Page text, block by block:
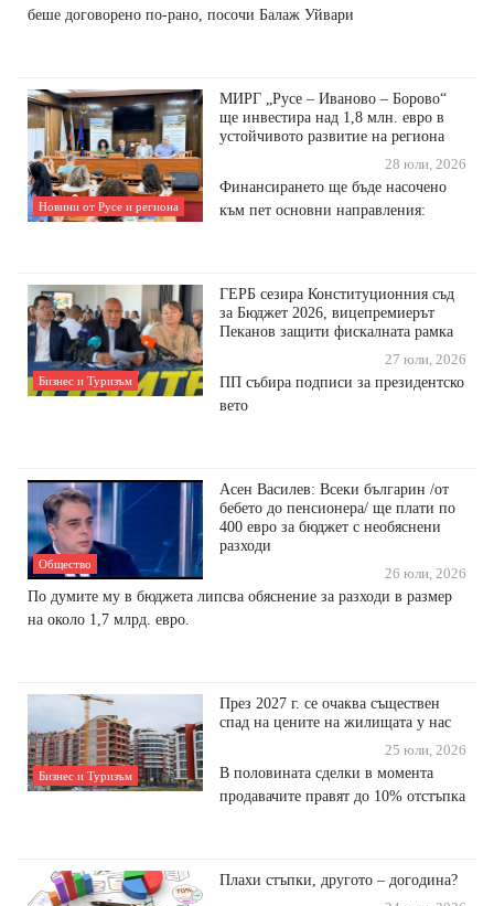
беше договорено по-рано, посочи Балаж Уйвари
Новини от Русе и региона
МИРГ „Русе – Иваново – Борово“
ще инвестира над 1,8 млн. евро в
устойчивото развитие на региона
28 юли, 2026
Финансирането ще бъде насочено
към пет основни направления:
Бизнес и Туризъм
ГЕРБ сезира Конституционния съд
за Бюджет 2026, вицепремиерът
Пеканов защити фискалната рамка
27 юли, 2026
ПП събира подписи за президентско
вето
Общество
Асен Василев: Всеки българин /от
бебето до пенсионера/ ще плати по
400 евро за бюджет с необяснени
разходи
26 юли, 2026
По думите му в бюджета липсва обяснение за разходи в размер
на около 1,7 млрд. евро.
Бизнес и Туризъм
През 2027 г. се очаква съществен
спад на цените на жилищата у нас
25 юли, 2026
В половината сделки в момента
продавачите правят до 10% отстъпка
Плахи стъпки, другото – догодина?